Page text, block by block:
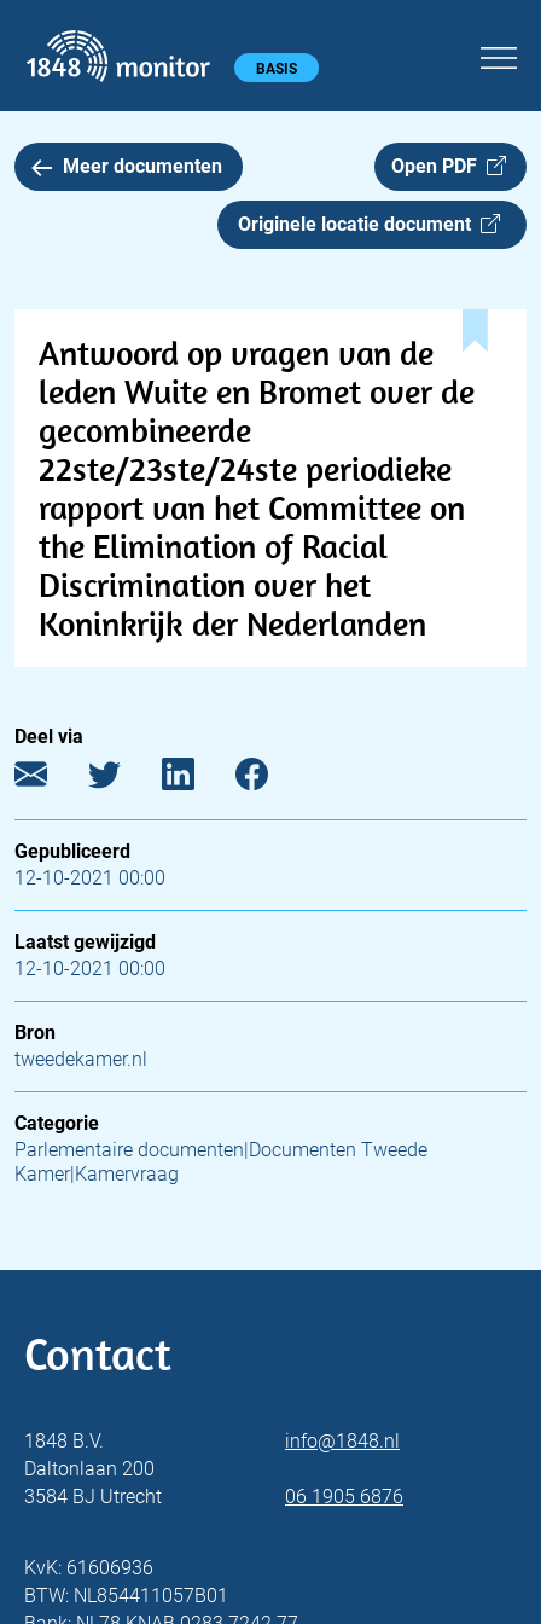
Hoofdmenu BASIS
Meer documenten Open PDF
Originele locatie document
Antwoord op vragen van de
leden Wuite en Bromet over de
gecombineerde
22ste/23ste/24ste periodieke
rapport van het Committee on
the Elimination of Racial
Discrimination over het
Koninkrijk der Nederlanden
Deel via
Gepubliceerd
12-10-2021 00:00
Laatst gewijzigd
12-10-2021 00:00
Bron
tweedekamer.nl
Categorie
Parlementaire documenten|Documenten Tweede
Kamer|Kamervraag
Contact
1848 B.V.
Daltonlaan 200
3584 BJ Utrecht
info@1848.nl
06 1905 6876
KvK: 61606936
BTW: NL854411057B01